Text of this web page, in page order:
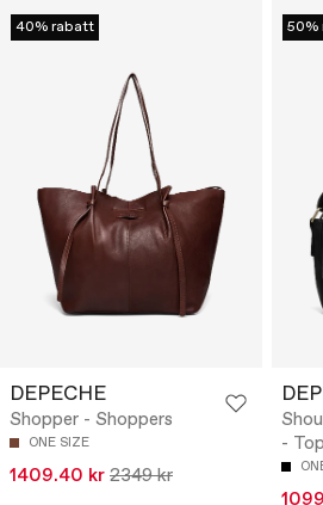
40% rabatt
DEPECHE
Shopper - Shoppers
ONE SIZE
1409.40 kr 2349 kr
50%
-